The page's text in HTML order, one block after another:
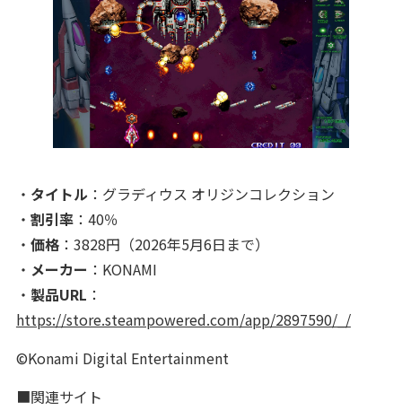
・ タイトル ：グラディウス オリジンコレクション
・ 割引率：40％
・ 価格：3828円（2026年5月6日まで）
・ メーカー ：KONAMI
・ 製品URL ：
https://store.steampowered.com/app/2897590/_/
©Konami Digital Entertainment
■関連サイト